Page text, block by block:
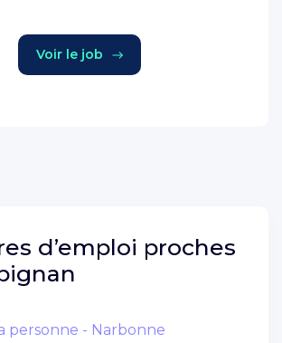
Voir le job
d’emploi proches
personne - Narbonne